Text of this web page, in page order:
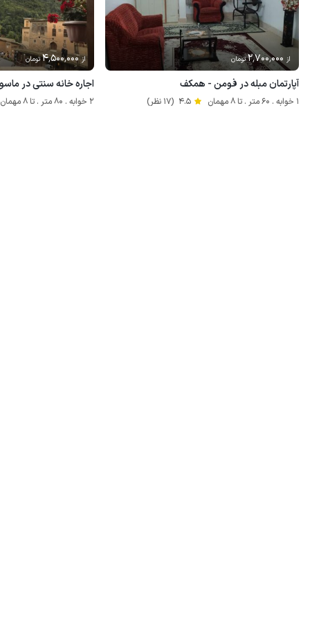
از 2٬700٬000تومان
آپارتمان مبله در فومن - همکف
1 خوابه . 60 متر . تا 8 مهمان 4.5 (17 نظر)
از 4٬500٬000تومان
اجاره خانه سنتی در
2 خوابه . 80 متر . تا 8 مهمان